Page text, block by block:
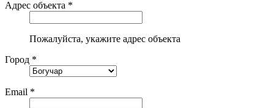
Адрес объекта *
Пожалуйста, укажите адрес объекта
Город *
Email *